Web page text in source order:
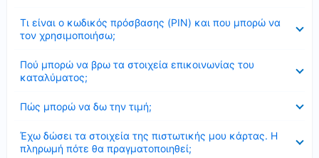
Τι είναι ο κωδικός πρόσβασης (PIN) και που μπορώ να
τον χρησιμοποιήσω;
Πού μπορώ να βρω τα στοιχεία επικοινωνίας του
καταλύματος;
Πώς μπορώ να δω την τιμή;
Έχω δώσει τα στοιχεία της πιστωτικής μου κάρτας. Η
πληρωμή πότε θα πραγματοποιηθεί;